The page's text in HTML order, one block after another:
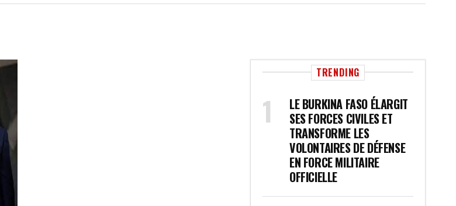
TRENDING
LE BURKINA FASO ÉLARGIT
SES FORCES CIVILES ET
TRANSFORME LES
VOLONTAIRES DE DÉFENSE
EN FORCE MILITAIRE
OFFICIELLE